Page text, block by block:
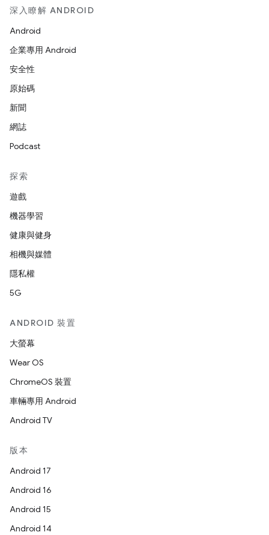
深入瞭解 ANDROID
Android
企業專用 Android
安全性
原始碼
新聞
網誌
Podcast
探索
遊戲
機器學習
健康與健身
相機與媒體
隱私權
5G
ANDROID 裝置
大螢幕
Wear OS
ChromeOS 裝置
車輛專用 Android
Android TV
版本
Android 17
Android 16
Android 15
Android 14